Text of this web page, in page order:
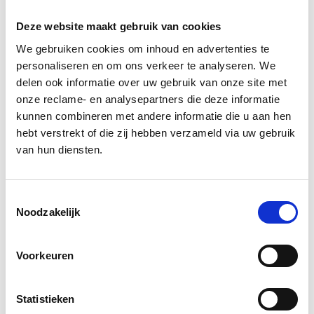
Deze website maakt gebruik van cookies
We gebruiken cookies om inhoud en advertenties te
personaliseren en om ons verkeer te analyseren. We
delen ook informatie over uw gebruik van onze site met
onze reclame- en analysepartners die deze informatie
kunnen combineren met andere informatie die u aan hen
hebt verstrekt of die zij hebben verzameld via uw gebruik
van hun diensten.
Noodzakelijk
Voorkeuren
Statistieken
Rozemarie Moerkerken
Hospitality
Go back to ourteam overview